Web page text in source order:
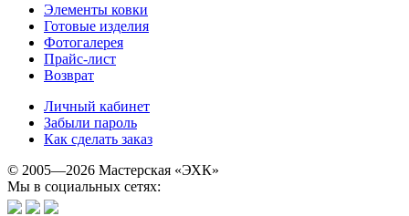
Элементы ковки
Готовые изделия
Фотогалерея
Прайс-лист
Возврат
Личный кабинет
Забыли пароль
Как сделать заказ
© 2005—2026 Мастерская «ЭХК»
Мы в социальных сетях: